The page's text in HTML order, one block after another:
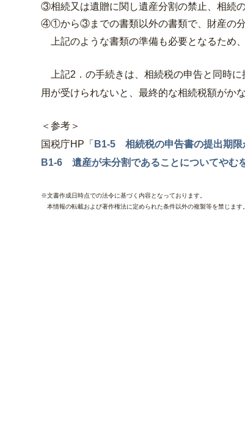
③相続又は遺贈に関し遺産分割の禁止、相続
④①から③までの書類以外の書類で、財産の分
上記のような書類の準備も必要となるため
上記2．の手続きは、相続税の申告と同時に
用が受けられないと、最終的な相続税額がか
＜参考＞
国税庁HP「 B1-5 相続税の申告書の提出期限
B1-6 遺産が未分割であることについてやむ
※文書作成日時点での法令に基づく内容となっております。
本情報の転載および著作権法に定められた条件以外の複製等を禁じます。